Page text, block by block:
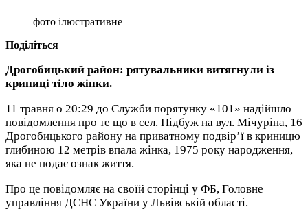
фото ілюстративне
Поділіться
Дрогобицький район: рятувальники витягнули із
криниці тіло жінки.
11 травня о 20:29 до Служби порятунку «101» надійшло
повідомлення про те що в сел. Підбуж на вул. Мічуріна, 16
Дрогобицького району на приватному подвір’ї в криницю
глибиною 12 метрів впала жінка, 1975 року народження,
яка не подає ознак життя.
Про це повідомляє на своїй сторінці у ФБ, Головне
управління ДСНС України у Львівській області.